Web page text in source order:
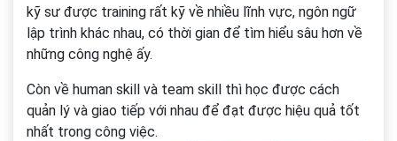
kỹ sư được training rất kỹ về nhiều lĩnh vực, ngôn ngữ
lập trình khác nhau, có thời gian để tìm hiểu sâu hơn về
những công nghệ ấy.
Còn về human skill và team skill thì học được cách
quản lý và giao tiếp với nhau để đạt được hiệu quả tốt
nhất trong công việc.